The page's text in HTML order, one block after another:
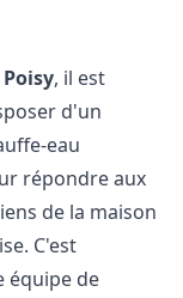
Poisy, il est
d'un
eau
répondre aux
de la maison
C'est
équipe de